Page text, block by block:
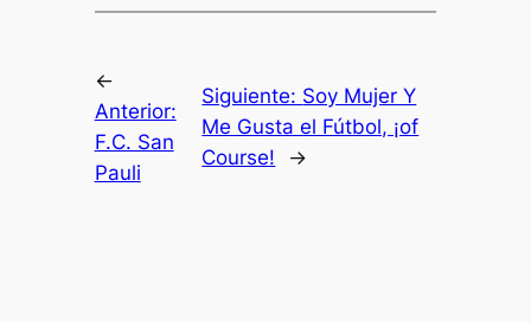
←
Anterior:
F.C. San
Pauli
Siguiente: Soy Mujer Y
Me Gusta el Fútbol, ¡of
Course!
→